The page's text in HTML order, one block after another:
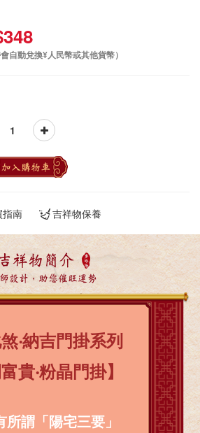
會自動兌換¥人民幣或其他貨幣）
加入購物車
指南 吉祥物保養
吉祥物簡介
設計，助您催旺運勢
‧納吉門掛系列
富貴‧粉晶門掛】
所謂「陽宅三要」